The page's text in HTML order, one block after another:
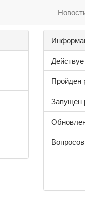
Пройден
Запущен